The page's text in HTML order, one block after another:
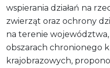
wspierania działań na
zwierząt oraz ochrony
na terenie
obszarach chronionego
krajobrazowych,